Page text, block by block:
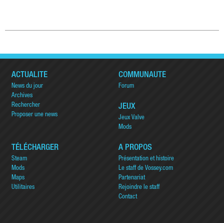
ACTUALITÉ
News du jour
Archives
Rechercher
Proposer une news
COMMUNAUTÉ
Forum
JEUX
Jeux Valve
Mods
TÉLÉCHARGER
Steam
Mods
Maps
Utilitaires
A PROPOS
Présentation et histoire
Le staff de Vossey.com
Partenariat
Rejoindre le staff
Contact